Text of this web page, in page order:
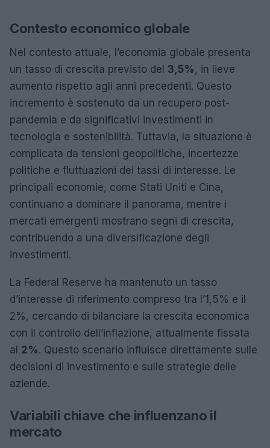
Contesto economico globale
Nel contesto attuale, l’economia globale presenta
un tasso di crescita previsto del 3,5% , in lieve
aumento rispetto agli anni precedenti. Questo
incremento è sostenuto da un recupero post-
pandemia e da significativi investimenti in
tecnologia e sostenibilità. Tuttavia, la situazione è
complicata da tensioni geopolitiche, incertezze
politiche e fluttuazioni dei tassi di interesse. Le
principali economie, come Stati Uniti e Cina,
continuano a dominare il panorama, mentre i
mercati emergenti mostrano segni di crescita,
contribuendo a una diversificazione degli
investimenti.
La Federal Reserve ha mantenuto un tasso
d’interesse di riferimento compreso tra l’1,5% e il
2%, cercando di bilanciare la crescita economica
con il controllo dell’inflazione, attualmente fissata
al 2%. Questo scenario influisce direttamente sulle
decisioni di investimento e sulle strategie delle
aziende.
Variabili chiave che influenzano il
mercato